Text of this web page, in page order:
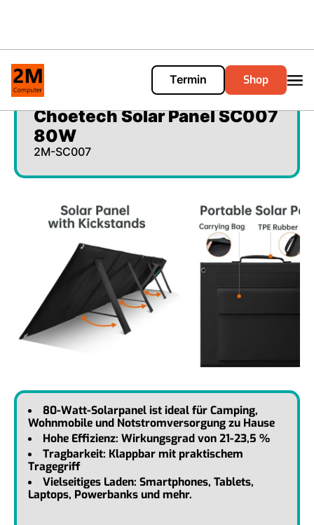
Termin Shop
Choetech Solar Panel SC007
80W
2M-SC007
80-Watt-Solarpanel ist ideal für Camping,
Wohnmobile und Notstromversorgung zu Hause
Hohe Effizienz: Wirkungsgrad von 21-23,5 %
Tragbarkeit: Klappbar mit praktischem
Tragegriff
Vielseitiges Laden: Smartphones, Tablets,
Laptops, Powerbanks und mehr.